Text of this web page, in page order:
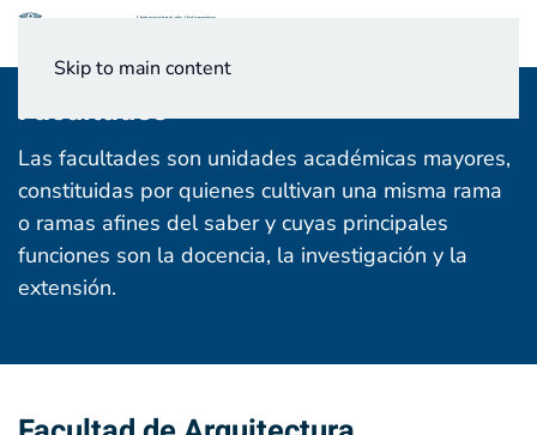
Skip to main content
Facultades
Las facultades son unidades académicas mayores,
constituidas por quienes cultivan una misma rama
o ramas afines del saber y cuyas principales
funciones son la docencia, la investigación y la
extensión.